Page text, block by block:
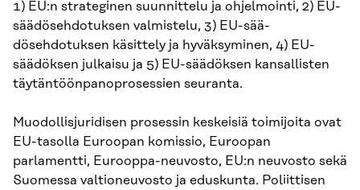
1) EU:n strateginen suunnittelu ja ohjelmointi, 2) EU-
säädösehdotuksen valmistelu, 3) EU-sää­
dösehdotuksen käsittely ja hyväksyminen, 4) EU-
säädöksen julkaisu ja 5) EU-säädöksen kansallisten
täytäntöönpanoprosessien seuranta.
Muodollisjuridisen prosessin keskeisiä toimijoita ovat
EU-tasolla Euroopan komissio, Euroopan
parlamentti, Eurooppa-neuvosto, EU:n neuvosto sekä
Suomessa valtioneuvosto ja eduskunta. Poliittisen